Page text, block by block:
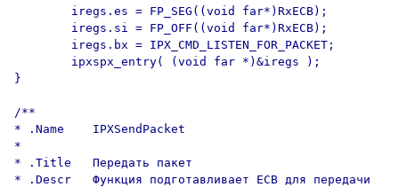
        iregs.es = FP_SEG((void far*)RxECB);
        iregs.si = FP_OFF((void far*)RxECB);
        iregs.bx = IPX_CMD_LISTEN_FOR_PACKET;
        ipxspx_entry( (void far *)&iregs );
}
/**
* .Name    IPXSendPacket
*
* .Title   Передать пакет
* .Descr   Функция подготавливает ECB для передачи